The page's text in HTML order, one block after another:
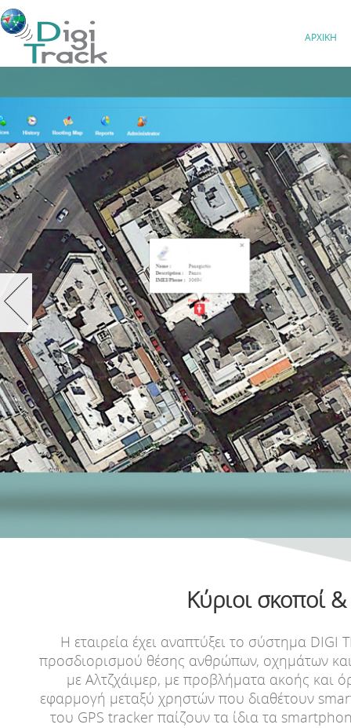
ΑΡΧΙΚΗ
Κύριοι σκοποί
Η εταιρεία έχει αναπτύξει το σύστημα
προσδιορισμού θέσης ανθρώπων, οχημάτων
με Αλτζχάιμερ, με προβλήματα ακοής και
εφαρμογή μεταξύ χρηστών που διαθέτουν
του GPS tracker παίζουν τα ίδια τα